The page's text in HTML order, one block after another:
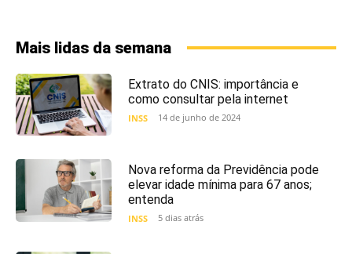
Mais lidas da semana
Extrato do CNIS: importância e
como consultar pela internet
INSS 14 de junho de 2024
Nova reforma da Previdência pode
elevar idade mínima para 67 anos;
entenda
INSS 5 dias atrás